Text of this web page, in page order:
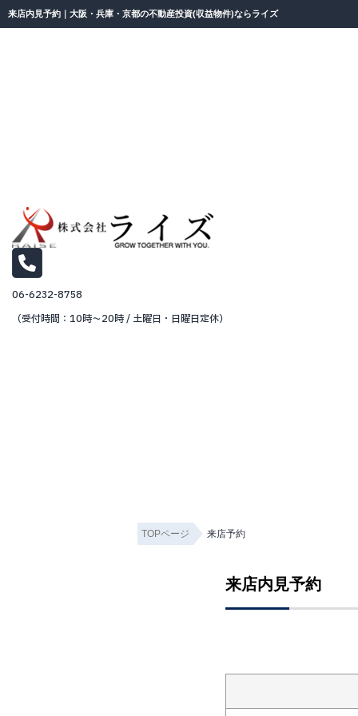
来店内見予約｜大阪・兵庫・京都の不動産投資(収益物件)ならライズ
06-6232-8758
（受付時間：10時～20時 / 土曜日・日曜日定休）
TOPページ 来店予約
来店内見予約